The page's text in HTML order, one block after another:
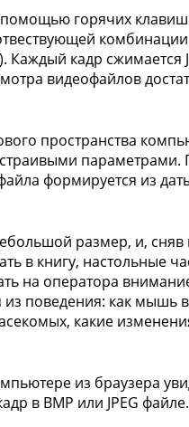
горячих клавиш
Каждый кадр сжимается
видеофайлов
пространства
параметрами.
формируется из
размер, и, сняв
в книгу, настольные
на оператора
поведения: как мышь
какие
из браузера
в BMP или JPEG файле.